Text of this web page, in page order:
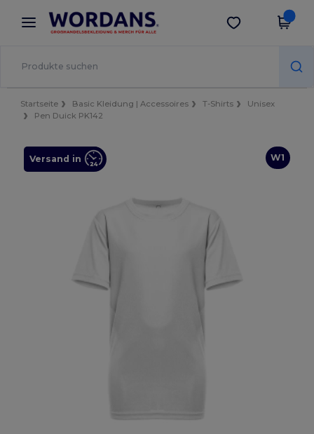
× Wordans App
Bessere Preise in der App!
App holen
Startseite Basic Kleidung | Accessoires T-Shirts
Unisex
Pen Duick PK142
W1
Versand in